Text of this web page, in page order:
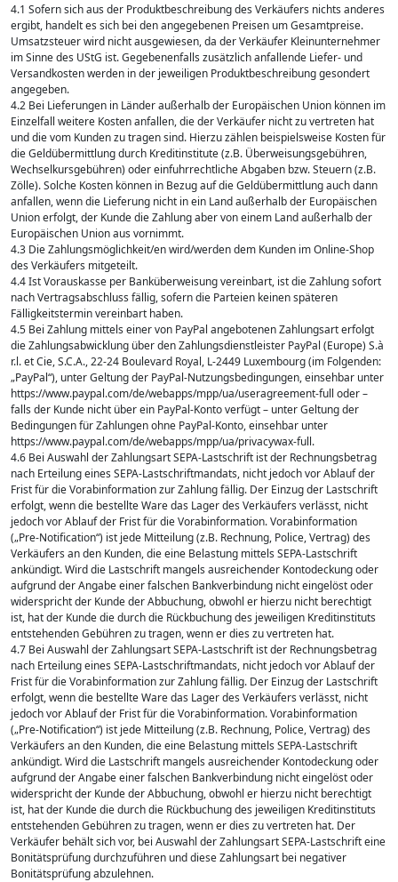
4.1 Sofern sich aus der Produktbeschreibung des Verkäufers nichts anderes
ergibt, handelt es sich bei den angegebenen Preisen um Gesamtpreise.
Umsatzsteuer wird nicht ausgewiesen, da der Verkäufer Kleinunternehmer
im Sinne des UStG ist. Gegebenenfalls zusätzlich anfallende Liefer- und
Versandkosten werden in der jeweiligen Produktbeschreibung gesondert
angegeben.
4.2 Bei Lieferungen in Länder außerhalb der Europäischen Union können im
Einzelfall weitere Kosten anfallen, die der Verkäufer nicht zu vertreten hat
und die vom Kunden zu tragen sind. Hierzu zählen beispielsweise Kosten für
die Geldübermittlung durch Kreditinstitute (z.B. Überweisungsgebühren,
Wechselkursgebühren) oder einfuhrrechtliche Abgaben bzw. Steuern (z.B.
Zölle). Solche Kosten können in Bezug auf die Geldübermittlung auch dann
anfallen, wenn die Lieferung nicht in ein Land außerhalb der Europäischen
Union erfolgt, der Kunde die Zahlung aber von einem Land außerhalb der
Europäischen Union aus vornimmt.
4.3 Die Zahlungsmöglichkeit/en wird/werden dem Kunden im Online-Shop
des Verkäufers mitgeteilt.
4.4 Ist Vorauskasse per Banküberweisung vereinbart, ist die Zahlung sofort
nach Vertragsabschluss fällig, sofern die Parteien keinen späteren
Fälligkeitstermin vereinbart haben.
4.5 Bei Zahlung mittels einer von PayPal angebotenen Zahlungsart erfolgt
die Zahlungsabwicklung über den Zahlungsdienstleister PayPal (Europe) S.à
r.l. et Cie, S.C.A., 22-24 Boulevard Royal, L-2449 Luxembourg (im Folgenden:
„PayPal“), unter Geltung der PayPal-Nutzungsbedingungen, einsehbar unter
https://www.paypal.com/de/webapps/mpp/ua/useragreement-full oder –
falls der Kunde nicht über ein PayPal-Konto verfügt – unter Geltung der
Bedingungen für Zahlungen ohne PayPal-Konto, einsehbar unter
https://www.paypal.com/de/webapps/mpp/ua/privacywax-full.
4.6 Bei Auswahl der Zahlungsart SEPA-Lastschrift ist der Rechnungsbetrag
nach Erteilung eines SEPA-Lastschriftmandats, nicht jedoch vor Ablauf der
Frist für die Vorabinformation zur Zahlung fällig. Der Einzug der Lastschrift
erfolgt, wenn die bestellte Ware das Lager des Verkäufers verlässt, nicht
jedoch vor Ablauf der Frist für die Vorabinformation. Vorabinformation
(„Pre-Notification“) ist jede Mitteilung (z.B. Rechnung, Police, Vertrag) des
Verkäufers an den Kunden, die eine Belastung mittels SEPA-Lastschrift
ankündigt. Wird die Lastschrift mangels ausreichender Kontodeckung oder
aufgrund der Angabe einer falschen Bankverbindung nicht eingelöst oder
widerspricht der Kunde der Abbuchung, obwohl er hierzu nicht berechtigt
ist, hat der Kunde die durch die Rückbuchung des jeweiligen Kreditinstituts
entstehenden Gebühren zu tragen, wenn er dies zu vertreten hat.
4.7 Bei Auswahl der Zahlungsart SEPA-Lastschrift ist der Rechnungsbetrag
nach Erteilung eines SEPA-Lastschriftmandats, nicht jedoch vor Ablauf der
Frist für die Vorabinformation zur Zahlung fällig. Der Einzug der Lastschrift
erfolgt, wenn die bestellte Ware das Lager des Verkäufers verlässt, nicht
jedoch vor Ablauf der Frist für die Vorabinformation. Vorabinformation
(„Pre-Notification“) ist jede Mitteilung (z.B. Rechnung, Police, Vertrag) des
Verkäufers an den Kunden, die eine Belastung mittels SEPA-Lastschrift
ankündigt. Wird die Lastschrift mangels ausreichender Kontodeckung oder
aufgrund der Angabe einer falschen Bankverbindung nicht eingelöst oder
widerspricht der Kunde der Abbuchung, obwohl er hierzu nicht berechtigt
ist, hat der Kunde die durch die Rückbuchung des jeweiligen Kreditinstituts
entstehenden Gebühren zu tragen, wenn er dies zu vertreten hat. Der
Verkäufer behält sich vor, bei Auswahl der Zahlungsart SEPA-Lastschrift eine
Bonitätsprüfung durchzuführen und diese Zahlungsart bei negativer
Bonitätsprüfung abzulehnen.